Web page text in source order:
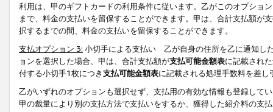
利用は、甲のギフトカードの利用条件に従います。乙がこのオプショ
まで、料金の支払いを留保することができます。甲は、合計支払額が
択するまでの間、料金の支払いを留保することができます。
支払オプション 3: 小切手による支払い 乙が自身の住所を乙に通知し
ョンを選択した場合、甲は、合計支払額が支払可能金額表に記載され
付する小切手1枚につき支払可能金額表に記載される処理手数料を差し
乙がいずれのオプションも選択せず、支払用の有効な情報も登録して
甲の裁量により別の支払方法で支払いをするか、獲得した紹介料の支